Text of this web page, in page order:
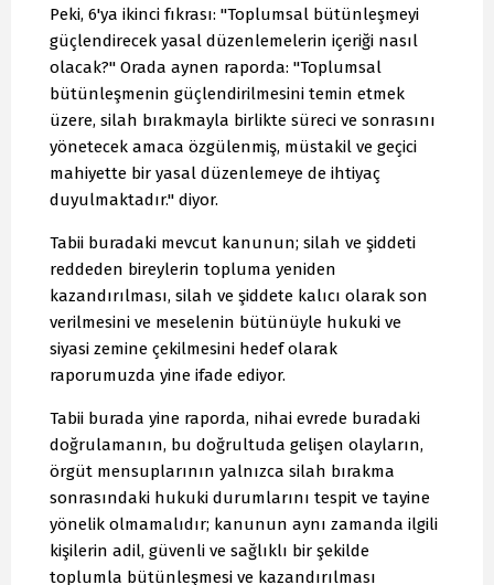
Peki, 6'ya ikinci fıkrası: "Toplumsal bütünleşmeyi
güçlendirecek yasal düzenlemelerin içeriği nasıl
olacak?" Orada aynen raporda: "Toplumsal
bütünleşmenin güçlendirilmesini temin etmek
üzere, silah bırakmayla birlikte süreci ve sonrasını
yönetecek amaca özgülenmiş, müstakil ve geçici
mahiyette bir yasal düzenlemeye de ihtiyaç
duyulmaktadır." diyor.
Tabii buradaki mevcut kanunun; silah ve şiddeti
reddeden bireylerin topluma yeniden
kazandırılması, silah ve şiddete kalıcı olarak son
verilmesini ve meselenin bütünüyle hukuki ve
siyasi zemine çekilmesini hedef olarak
raporumuzda yine ifade ediyor.
Tabii burada yine raporda, nihai evrede buradaki
doğrulamanın, bu doğrultuda gelişen olayların,
örgüt mensuplarının yalnızca silah bırakma
sonrasındaki hukuki durumlarını tespit ve tayine
yönelik olmamalıdır; kanunun aynı zamanda ilgili
kişilerin adil, güvenli ve sağlıklı bir şekilde
toplumla bütünleşmesi ve kazandırılması